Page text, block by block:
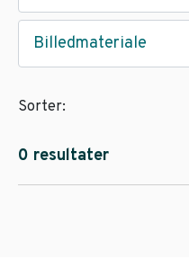
Billedmateriale
0 resultater
Sorter: